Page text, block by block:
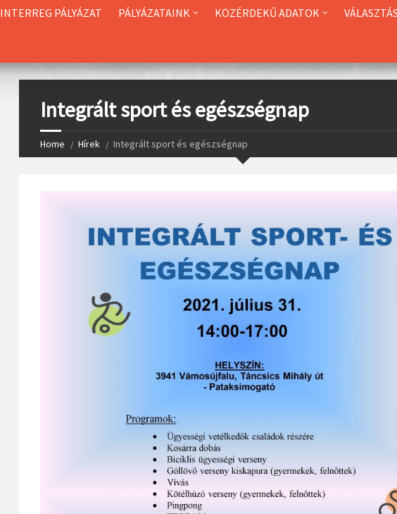
INTERREG PÁLYÁZAT PÁLYÁZATAINK KÖZÉRDEKŰ ADATOK
Integrált sport és egészségnap
Home Hírek Integrált sport és egészségnap